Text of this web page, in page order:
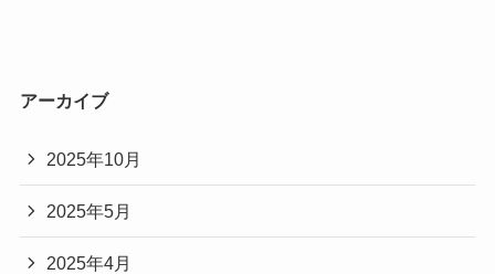
アーカイブ
2025年10月
2025年5月
2025年4月